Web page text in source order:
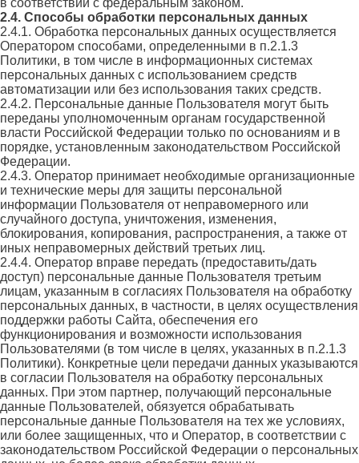
в соответствии с федеральным законом.
2.4. Способы обработки персональных данных
2.4.1. Обработка персональных данных осуществляется
Оператором способами, определенными в п.2.1.3
Политики, в том числе в информационных системах
персональных данных с использованием средств
автоматизации или без использования таких средств.
2.4.2. Персональные данные Пользователя могут быть
переданы уполномоченным органам государственной
власти Российской Федерации только по основаниям и в
порядке, установленным законодательством Российской
Федерации.
2.4.3. Оператор принимает необходимые организационные
и технические меры для защиты персональной
информации Пользователя от неправомерного или
случайного доступа, уничтожения, изменения,
блокирования, копирования, распространения, а также от
иных неправомерных действий третьих лиц.
2.4.4. Оператор вправе передать (предоставить/дать
доступ) персональные данные Пользователя третьим
лицам, указанным в согласиях Пользователя на обработку
персональных данных, в частности, в целях осуществления
поддержки работы Сайта, обеспечения его
функционирования и возможности использования
Пользователями (в том числе в целях, указанных в п.2.1.3
Политики). Конкретные цели передачи данных указываются
в согласии Пользователя на обработку персональных
данных. При этом партнер, получающий персональные
данные Пользователей, обязуется обрабатывать
персональные данные Пользователя на тех же условиях,
или более защищенных, что и Оператор, в соответствии с
законодательством Российской Федерации о персональных